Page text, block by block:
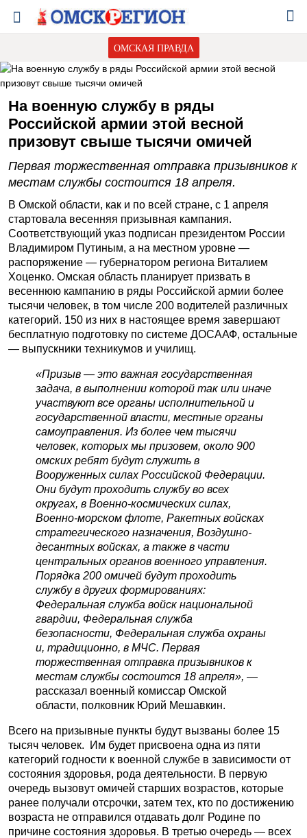
ОМСКАЯ ПРАВДА
На военную службу в ряды
Российской армии этой весной
призовут свыше тысячи омичей
Первая торжественная отправка призывников к
местам службы состоится 18 апреля.
В Омской области, как и по всей стране, с 1 апреля
стартовала весенняя призывная кампания.
Соответствующий указ подписан президентом России
Владимиром Путиным, а на местном уровне —
распоряжение — губернатором региона Виталием
Хоценко. Омская область планирует призвать в
весеннюю кампанию в ряды Российской армии более
тысячи человек, в том числе 200 водителей различных
категорий. 150 из них в настоящее время завершают
бесплатную подготовку по системе ДОСААФ, остальные
— выпускники техникумов и училищ.
«Призыв — это важная государственная
задача, в выполнении которой так или иначе
участвуют все органы исполнительной и
государственной власти, местные органы
самоуправления. Из более чем тысячи
человек, которых мы призовем, около 900
омских ребят будут служить в
Вооруженных силах Российской Федерации.
Они будут проходить службу во всех
округах, в Военно-космических силах,
Военно-морском флоте, Ракетных войсках
стратегического назначения, Воздушно-
десантных войсках, а также в части
центральных органов военного управления.
Порядка 200 омичей будут проходить
службу в других формированиях:
Федеральная служба войск национальной
гвардии, Федеральная служба
безопасности, Федеральная служба охраны
и, традиционно, в МЧС. Первая
торжественная отправка призывников к
местам службы состоится 18 апреля», —
рассказал военный комиссар Омской
области, полковник Юрий Мешавкин.
Всего на призывные пункты будут вызваны более 15
тысяч человек. Им будет присвоена одна из пяти
категорий годности к военной службе в зависимости от
состояния здоровья, рода деятельности. В первую
очередь вызовут омичей старших возрастов, которые
ранее получали отсрочки, затем тех, кто по достижению
возраста не отправился отдавать долг Родине по
причине состояния здоровья. В третью очередь — всех